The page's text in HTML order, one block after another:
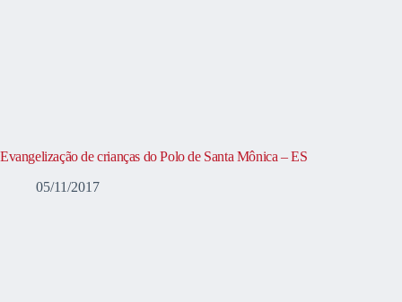
Evangelização de crianças do Polo de Santa Mônica – ES
05/11/2017